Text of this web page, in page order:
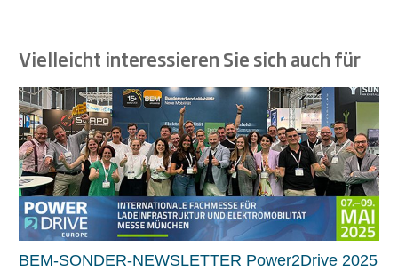
Vielleicht interessieren Sie sich auch für
BEM-SONDER-NEWSLETTER Power2Drive 2025